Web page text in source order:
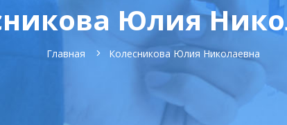
Юлия
Главная Колесникова Юлия Николаевна